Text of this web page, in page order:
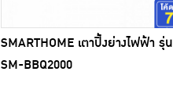
SMARTHOME เตาปิ้งย่างไฟฟ้า รุ่น
SM-BBQ2000